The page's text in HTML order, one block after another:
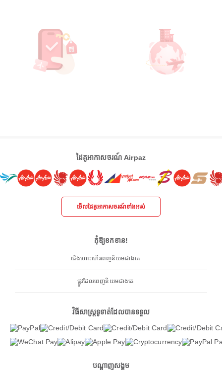
ដៃគូអាកាសចរណ៍ Airpaz
មើលដៃគូអាកាសចរណ៍ទាំងអស់
កុំឱ្យខកខាន!
ជើងហោះហើរពេញនិយមជាងគេ
ផ្លូវដែលពេញនិយមជាងគេ
វិធីសាស្ត្រទូទាត់ដែលបានទទួល
បណ្តាញសង្គម